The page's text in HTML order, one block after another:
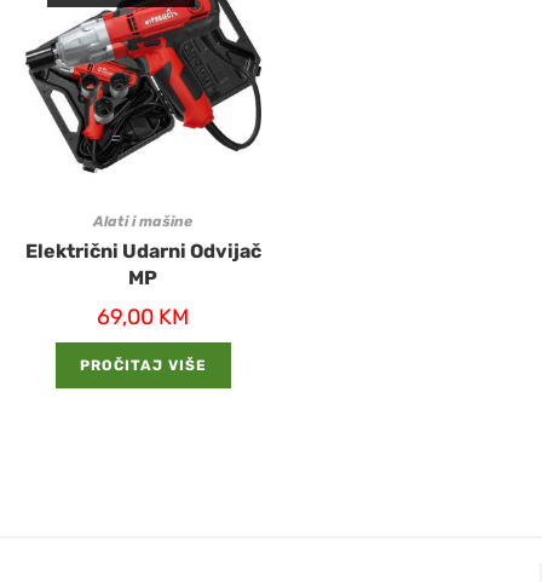
Alati i mašine
Električni Udarni Odvijač
MP
69,00 KM
PROČITAJ VIŠE